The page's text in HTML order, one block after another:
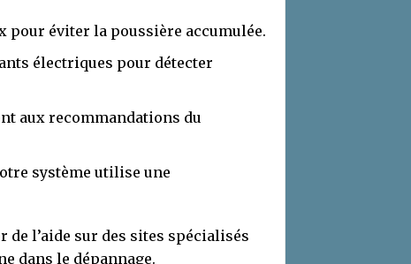
pour éviter la poussière accumulée.
électriques pour détecter
aux recommandations du
système utilise une
de l’aide sur des sites spécialisés
dans le dépannage.